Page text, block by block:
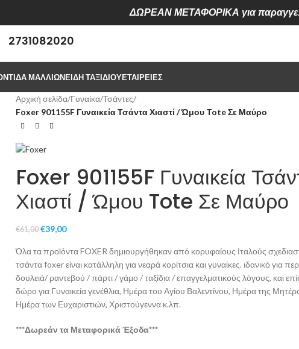
ΔΩΡΕΑΝ ΜΕΤΑΦΟΡΙΚΑ για
2731082020
ΜΑΛΛΙΩΝΕΊΔΗ ΤΑΞΙΔΙΟΎΕΤΑΙΡΕΊΕΣ
Αρχική σελίδα/Γυναίκα/Τσάντες/
Foxer 901155F Γυναικεία Τσάντα Χιαστί / Ώμου Tote Σε Μαύρο
Foxer 901155F Γυναικεία
Χιαστί / Ώμου Tote Σε Μαύρο
€61,00 €39,00
Όλα τα προϊόντα FOXER δημιουργήθηκαν από κορυφαίους Ιταλούς
τσάντα foxer είναι κατάλληλη για νεαρά κορίτσια και γυναίκες. ιδανικό για
δουλειά/ ραντεβού / πάρτι / γάμο / ταξίδια / επαγγελματικούς λόγους, και
δώρο για Γυναικεία γενέθλια, Ημέρα του Αγίου Βαλεντίνου, Ημέρα της
Ημέρα των Ευχαριστιών, Χριστούγεννα κ.λπ.
***Δωρεάν τα Μεταφορικά Έξοδα***